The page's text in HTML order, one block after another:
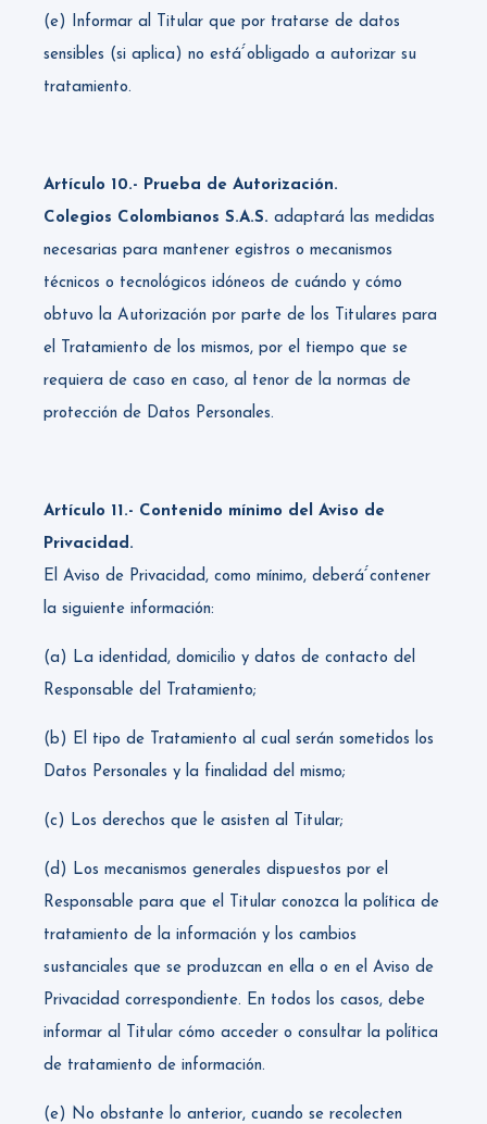
(e) Informar al Titular que por tratarse de datos
sensibles (si aplica) no está́́ obligado a autorizar su
tratamiento.
Artículo 10.- Prueba de Autorización.
Colegios Colombianos S.A.S. adaptará las medidas
necesarias para mantener egistros o mecanismos
técnicos o tecnológicos idóneos de cuándo y cómo
obtuvo la Autorización por parte de los Titulares para
el Tratamiento de los mismos, por el tiempo que se
requiera de caso en caso, al tenor de la normas de
protección de Datos Personales.
Artículo 11.- Contenido mínimo del Aviso de
Privacidad.
El Aviso de Privacidad, como mínimo, deberá́́ contener
la siguiente información:
(a) La identidad, domicilio y datos de contacto del
Responsable del Tratamiento;
(b) El tipo de Tratamiento al cual serán sometidos los
Datos Personales y la finalidad del mismo;
(c) Los derechos que le asisten al Titular;
(d) Los mecanismos generales dispuestos por el
Responsable para que el Titular conozca la política de
tratamiento de la información y los cambios
sustanciales que se produzcan en ella o en el Aviso de
Privacidad correspondiente. En todos los casos, debe
informar al Titular cómo acceder o consultar la política
de tratamiento de información.
(e) No obstante lo anterior, cuando se recolecten